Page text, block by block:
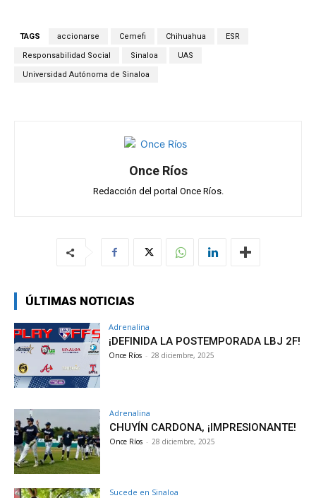
A
p
b
o
o
gr
a
m
p
ar
TAGS accionarse Cemefi Chihuahua ESR
Responsabilidad Social Sinaloa UAS
Universidad Autónoma de Sinaloa
Once Ríos
Redacción del portal Once Ríos.
ÚLTIMAS NOTICIAS
Adrenalina
¡DEFINIDA LA POSTEMPORADA LBJ 2F!
Once Ríos - 28 diciembre, 2025
Adrenalina
CHUYÍN CARDONA, ¡IMPRESIONANTE!
Once Ríos - 28 diciembre, 2025
Sucede en Sinaloa